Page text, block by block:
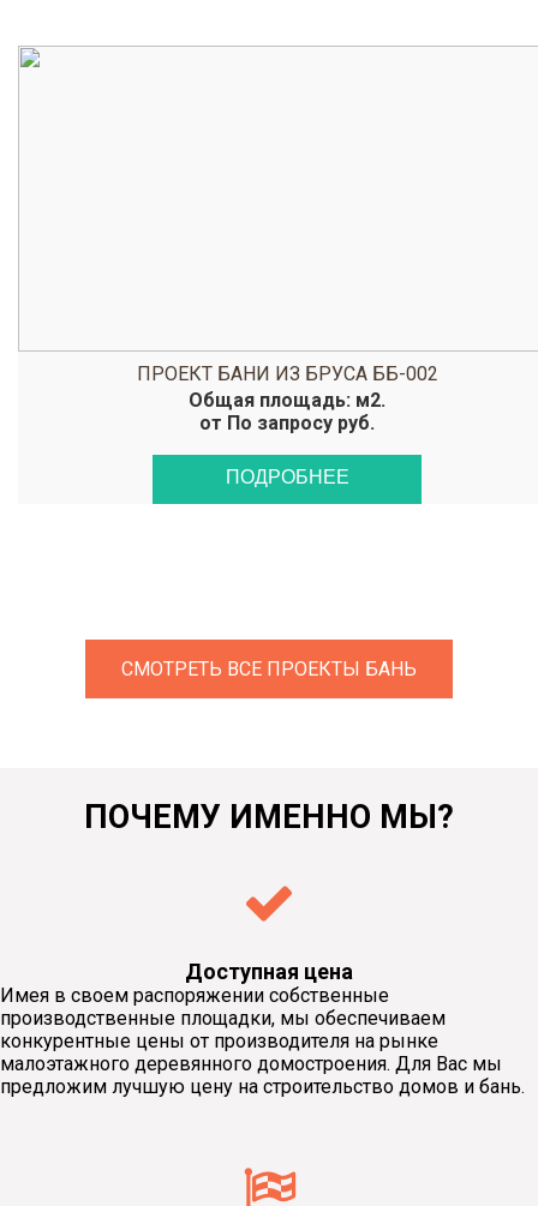
ПРОЕКТ БАНИ ИЗ БРУСА ББ-002
Общая площадь: м2.
от По запросу руб.
ПОДРОБНЕЕ
СМОТРЕТЬ ВСЕ ПРОЕКТЫ БАНЬ
ПОЧЕМУ ИМЕННО МЫ?
Доступная цена
Имея в своем распоряжении собственные
производственные площадки, мы обеспечиваем
конкурентные цены от производителя на рынке
малоэтажного деревянного домостроения. Для Вас мы
предложим лучшую цену на строительство домов и бань.